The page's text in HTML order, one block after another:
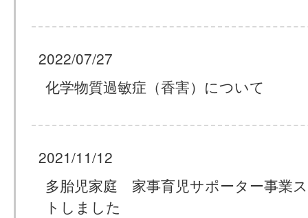
2022/07/27
化学物質過敏症（香害）について
2021/11/12
多胎児家庭 家事育児サポーター事業
トしました